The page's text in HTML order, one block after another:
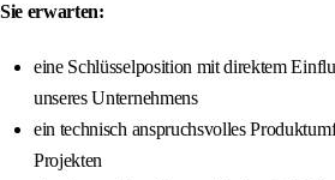
Sie erwarten:
eine Schlüsselposition mit direktem
unseres Unternehmens
ein technisch anspruchsvolles
Projekten